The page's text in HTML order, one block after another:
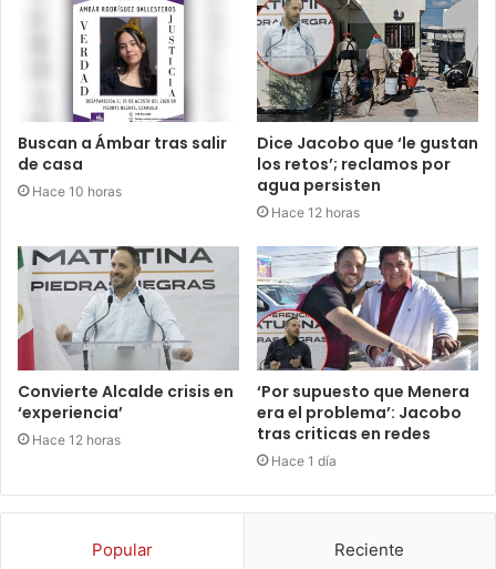
Buscan a Ámbar tras salir
de casa
Hace 10 horas
Dice Jacobo que ‘le gustan
los retos’; reclamos por
agua persisten
Hace 12 horas
Convierte Alcalde crisis en
‘experiencia’
Hace 12 horas
‘Por supuesto que Menera
era el problema’: Jacobo
tras criticas en redes
Hace 1 día
Popular Reciente